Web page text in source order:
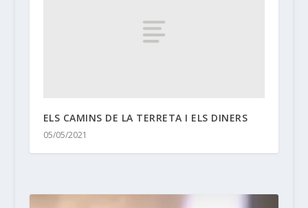
ELS CAMINS DE LA TERRETA I ELS DINERS
05/05/2021